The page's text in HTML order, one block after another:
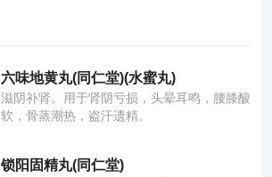
六味地黄丸(同仁堂)(水蜜丸)
滋阴补肾。用于肾阴亏损，头晕耳鸣，腰膝酸
软，骨蒸潮热，盗汗遗精。
锁阳固精丸(同仁堂)